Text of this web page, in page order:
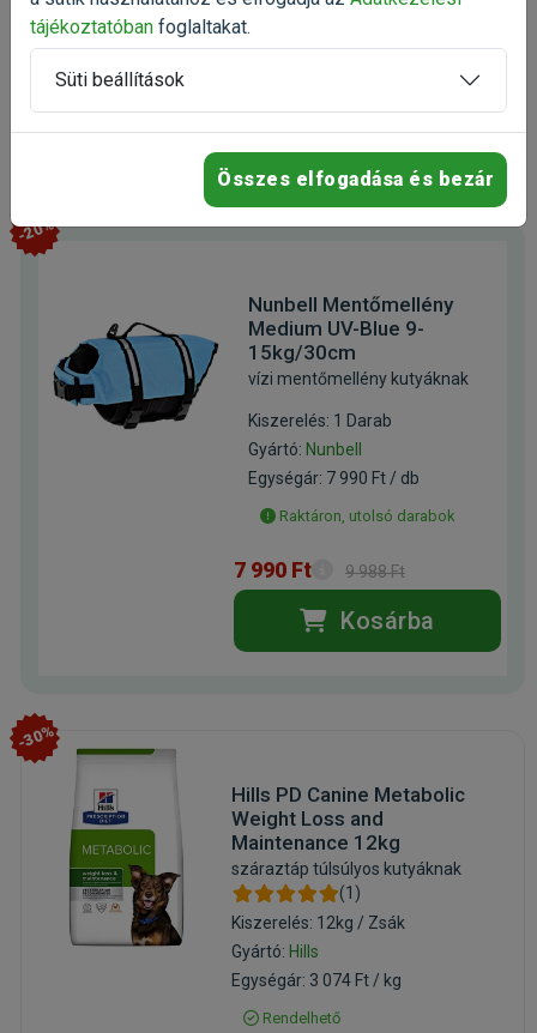
Kosárba
-20%
Nunbell Mentőmellény
Medium UV-Blue 9-
15kg/30cm
vízi mentőmellény kutyáknak
Kiszerelés: 1 Darab
Gyártó: Nunbell
Egységár: 7 990 Ft / db
Raktáron, utolsó darabok
7 990 Ft 9 988 Ft
Kosárba
-30%
Hills PD Canine Metabolic
Weight Loss and
Maintenance 12kg
száraztáp túlsúlyos kutyáknak
(1)
Kiszerelés: 12kg / Zsák
Gyártó: Hills
Egységár: 3 074 Ft / kg
Rendelhető
tájékoztatóban foglaltakat.
Süti beállítások
Összes elfogadása és bezár